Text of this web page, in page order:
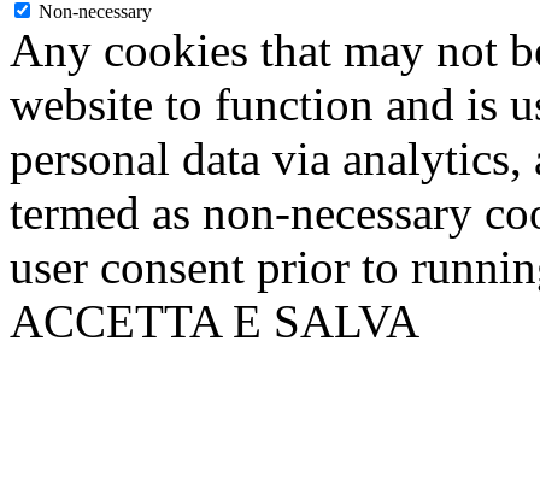
Non-necessary
Any cookies that may not
website to function and is
personal data via analytics,
termed as non-necessary
user consent prior to
ACCETTA E SALVA